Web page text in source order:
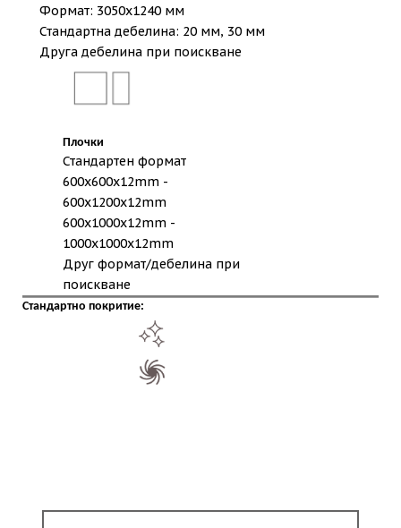
Формат: 3050х1240 мм
Стандартна дебелина: 20 мм, 30 мм
Друга дебелина при поискване
Плочки
Стандартен формат
600x600x12mm -
600x1200x12mm
600x1000x12mm -
1000x1000x12mm
Друг формат/дебелина при
поискване
Стандартно покритие: